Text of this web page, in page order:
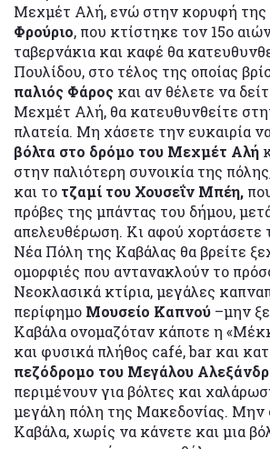
Μεχμέτ Αλή, ενώ στην κορυφή της
Φρούριο, που κτίστηκε τον 15ο
ταβερνάκια και καφέ θα
Πουλίδου, στο τέλος της οποίας
παλιός Φάρος και αν θέλετε να
Μεχμέτ Αλή, θα κατευθυνθείτε
πλατεία. Μη χάσετε την ευκαιρία
βόλτα στο δρόμο του Μεχμέτ Αλή
στην παλιότερη συνοικία της
και το τζαμί του Χουσεΐν Μπέη,
πρόβες της μπάντας του δήμου,
απελευθέρωση. Κι αφού χορτάσετε
Νέα Πόλη της Καβάλας θα βρείτε
ομορφιές που αντανακλούν το
Νεοκλασικά κτίρια, μεγάλες
περίφημο Μουσείο Καπνού –μην
Καβάλα ονομαζόταν κάποτε η
και φυσικά πλήθος café, bar και
πεζόδρομο του Μεγάλου
περιμένουν για βόλτες και
μεγάλη πόλη της Μακεδονίας. Μην
Καβάλα, χωρίς να κάνετε και μια